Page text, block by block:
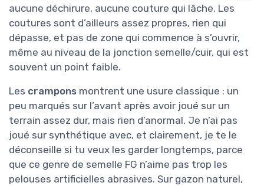
aucune déchirure, aucune couture qui lâche. Les
coutures sont d’ailleurs assez propres, rien qui
dépasse, et pas de zone qui commence à s’ouvrir,
même au niveau de la jonction semelle/cuir, qui est
souvent un point faible.
Les crampons montrent une usure classique : un
peu marqués sur l’avant après avoir joué sur un
terrain assez dur, mais rien d’anormal. Je n’ai pas
joué sur synthétique avec, et clairement, je te le
déconseille si tu veux les garder longtemps, parce
que ce genre de semelle FG n’aime pas trop les
pelouses artificielles abrasives. Sur gazon naturel,